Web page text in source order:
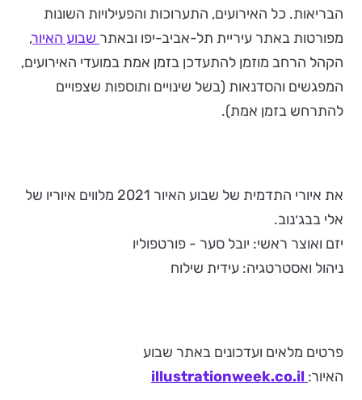
הבריאות. כל האירועים, התערוכות והפעילויות השונות
מפורטות באתר עיריית תל-אביב-יפו ובאתר שבוע האיור,
הקהל הרחב מוזמן להתעדכן בזמן אמת במועדי האירועים,
המפגשים והסדנאות (בשל שינויים ותוספות שצפויים
להתרחש בזמן אמת).
את איורי התדמית של שבוע האיור 2021 מלווים איוריו של
אלי בבג׳נוב.
יזם ואוצר ראשי: יובל סער - פורטפוליו
ניהול ואסטרטגיה: עידית שילוח
פרטים מלאים ועדכונים באתר שבוע
האיור: illustrationweek.co.il